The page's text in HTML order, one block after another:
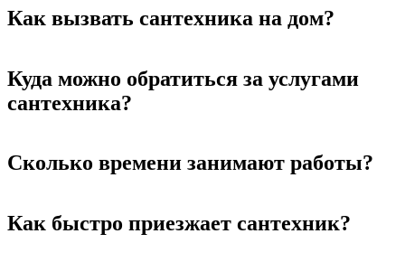
Как вызвать сантехника на дом?
Куда можно обратиться за услугами
сантехника?
Сколько времени занимают работы?
Как быстро приезжает сантехник?